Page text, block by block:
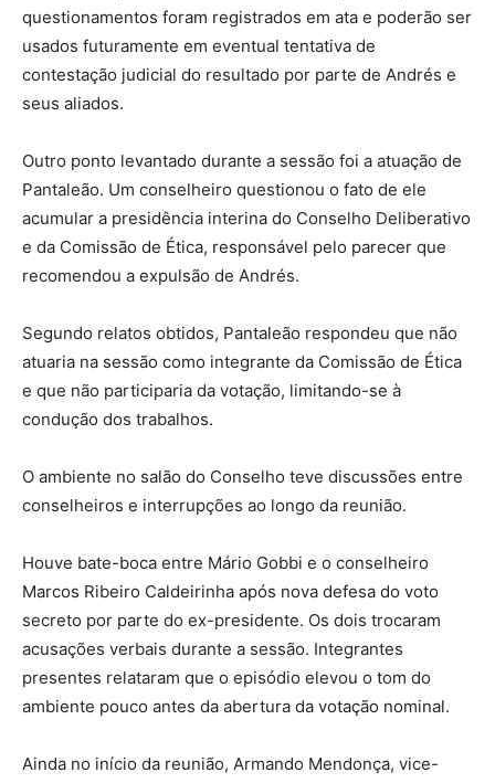
questionamentos foram registrados em ata e poderão ser
usados futuramente em eventual tentativa de
contestação judicial do resultado por parte de Andrés e
seus aliados.
Outro ponto levantado durante a sessão foi a atuação de
Pantaleão. Um conselheiro questionou o fato de ele
acumular a presidência interina do Conselho Deliberativo
e da Comissão de Ética, responsável pelo parecer que
recomendou a expulsão de Andrés.
Segundo relatos obtidos, Pantaleão respondeu que não
atuaria na sessão como integrante da Comissão de Ética
e que não participaria da votação, limitando-se à
condução dos trabalhos.
O ambiente no salão do Conselho teve discussões entre
conselheiros e interrupções ao longo da reunião.
Houve bate-boca entre Mário Gobbi e o conselheiro
Marcos Ribeiro Caldeirinha após nova defesa do voto
secreto por parte do ex-presidente. Os dois trocaram
acusações verbais durante a sessão. Integrantes
presentes relataram que o episódio elevou o tom do
ambiente pouco antes da abertura da votação nominal.
Ainda no início da reunião, Armando Mendonça, vice-